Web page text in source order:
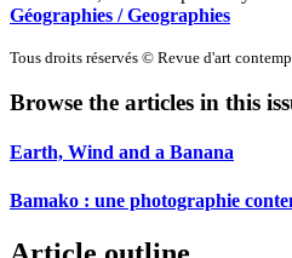
Géographies / Geographies
Tous droits réservés © Revue d'art
Browse the articles in this
Earth, Wind and a Banana
Bamako : une photographie